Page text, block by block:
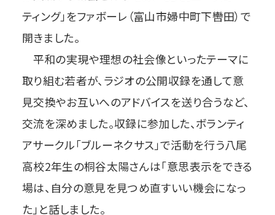
ティング」をファボーレ（富山市婦中町下轡田）で
開きました。
平和の実現や理想の社会像といったテーマに
取り組む若者が、ラジオの公開収録を通して意
見交換やお互いへのアドバイスを送り合うなど、
交流を深めました。収録に参加した、ボランティ
アサークル「ブルーネクサス」で活動を行う八尾
高校2年生の桐谷太陽さんは「意思表示をできる
場は、自分の意見を見つめ直すいい機会になっ
た」と話しました。